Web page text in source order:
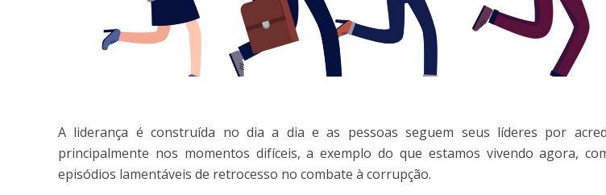
A liderança é construída no dia a dia e as pessoas seguem seus líderes por
principalmente nos momentos difíceis, a exemplo do que estamos vivendo agora,
episódios lamentáveis de retrocesso no combate à corrupção.